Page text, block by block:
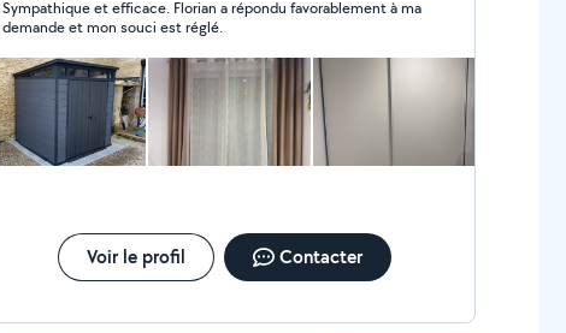
selon vos besoins Entretien des espaces verts Tonte,
débroussaillage, taille de haies Nettoyage extérieur,
ramassage de feuilles Mise en forme de votre jardin
Sérieux, ponctuel et à l'écoute, je m'adapte à vos
demandes pour vous rendre service rapidement et
efficacement. N'hésitez pas à me contacter, je serai
ravi de vous aider.
Sympathique et efficace. Florian a répondu favorablement à ma
demande et mon souci est réglé.
Voir le profil Contacter